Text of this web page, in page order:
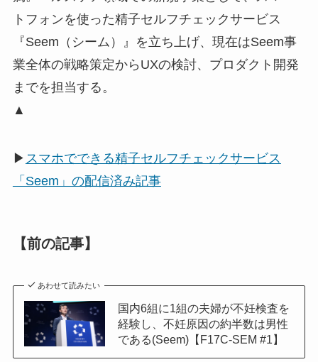
トフォンを使った精子セルフチェックサービス
『Seem（シーム）』を立ち上げ、現在はSeem事
業全体の戦略策定からUXの検討、プロダクト開発
までを担当する。
▲
▶ スマホでできる精子セルフチェックサービス
「Seem」の配信済み記事
【前の記事】
あわせて読みたい
国内6組に1組の夫婦が不妊検査を
経験し、不妊原因の約半数は男性
である(Seem)【F17C-SEM #1】